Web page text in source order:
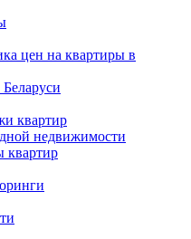
цен на квартиры в
квартир
недвижимости
квартир